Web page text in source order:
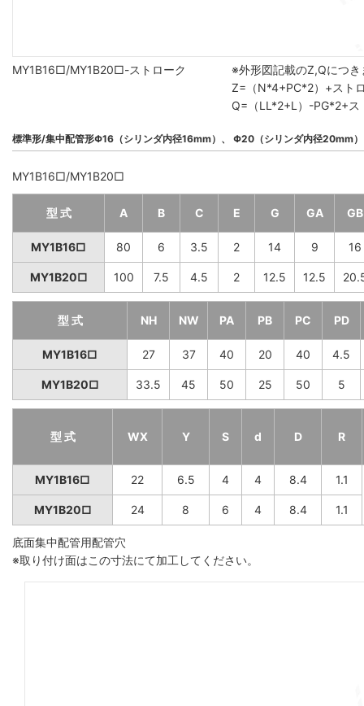
MY1B16□/MY1B20□-ストローク
※外形図記載のZ,Qにつ
Z=（N*4+PC*2）+スト
Q=（LL*2+L）-PG*2+ス
標準形/集中配管形Φ16（シリンダ内径16mm）、 Φ20（シリンダ内径20mm）
MY1B16□/MY1B20□
型 式 A B C E G GA GB
MY1B16□ 80 6 3.5 2 14 9 16
MY1B20□ 100 7.5 4.5 2 12.5 12.5
型 式 NH NW PA PB PC PD
MY1B16□ 27 37 40 20 40 4.5
MY1B20□ 33.5 45 50 25 50 5
型 式 WX Y S d D R
MY1B16□ 22 6.5 4 4 8.4 1.1
MY1B20□ 24 8 6 4 8.4 1.1
底面集中配管用配管穴
※取り付け面はこの寸法にて加工してください。